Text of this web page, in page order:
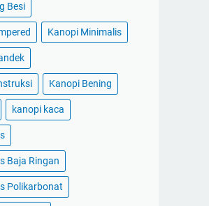
Besi
Kanopi Minimalis
Kanopi Bening
kanopi kaca
Baja Ringan
Polikarbonat